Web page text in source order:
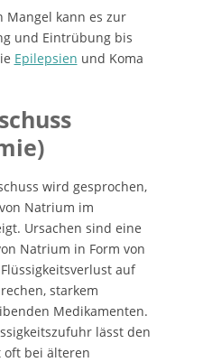
Mangel kann es zur
und Eintrübung bis
Epilepsien und Koma
wird gesprochen,
Natrium im
Ursachen sind eine
Natrium in Form von
auf
starkem
Medikamenten.
lässt den
oft bei älteren